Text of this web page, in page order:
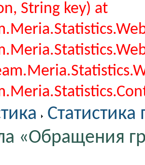
String key) at
«Обращения